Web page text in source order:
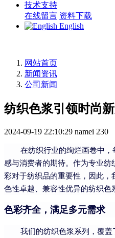
技术支持
在线留言 资料下载
English
网站首页
新闻资讯
公司新闻
纺织色浆引领时尚
2024-09-19 22:10:29 namei 230
在纺织行业的绚烂画卷中，
感与消费者的期待。作为专业
彩对于纺织品的重要性，因此
色性卓越、兼容性优异的纺织色
色彩齐全，满足多元需求
我们的纺织色浆系列，覆